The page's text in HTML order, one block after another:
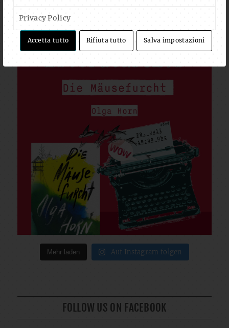
Privacy Policy
Accetta tutto Rifiuta tutto Salva impostazioni
Mehr laden Auf Instagram folgen
FOLLOW US ON FACEBOOK